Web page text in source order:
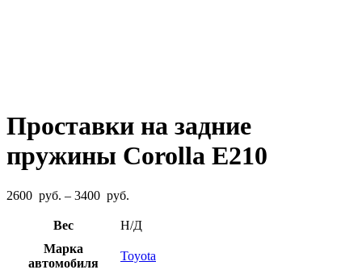
Проставки на задние
пружины Corolla E210
2600 руб. – 3400 руб.
2600
–
3400
Вес
Н/Д
Марка
автомобиля
Toyota